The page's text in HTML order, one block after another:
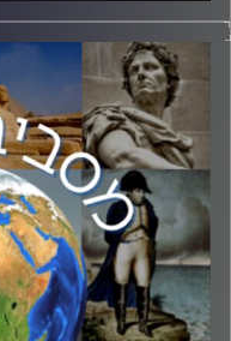
השבוע נציין את האחד
חגם של כחצי
למרות זאת, זאת
סוצאליזם והכלכלה
גולדמן, מרצה בכיר
בירושלים ובתכנית
"רוסו: הקידמה כמלכודת",
לאוטופיה" ו"להמשיך את
ומגיש "הפודקסט על
קרדיט תמונות:יוסי מצרי